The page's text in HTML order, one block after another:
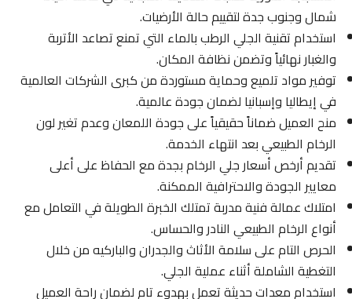
شمال وجنوب جدة لتقييم حالة الأرضيات.
استخدام تقنية الجلي الرطب بالماء التي تمنع تصاعد الأتربة
والغبار نهائياً وتضمن نظافة المكان.
توفير مواد تلميع وحماية مستوردة من كبرى الشركات العالمية
في إيطاليا وإسبانيا لضمان جودة عالمية.
منح العميل ضماناً حقيقياً على جودة اللمعان وعدم تغير لون
الرخام الطبيعي بعد انتهاء الخدمة.
تقديم أرخص أسعار جلي الرخام بجدة مع الحفاظ على أعلى
معايير الجودة والاحترافية الممكنة.
امتلاك عمالة فنية مدربة تمتلك الخبرة الطويلة في التعامل مع
أنواع الرخام الطبيعي النادر والحساس.
الحرص التام على سلامة الأثاث والجدران والباركيه من خلال
التغطية الشاملة أثناء عملية الجلي.
استخدام معدات حديثة تعمل بهدوء تام لضمان راحة العميل